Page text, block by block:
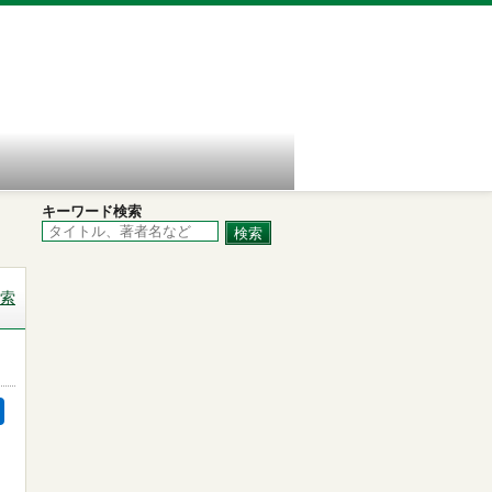
キーワード検索